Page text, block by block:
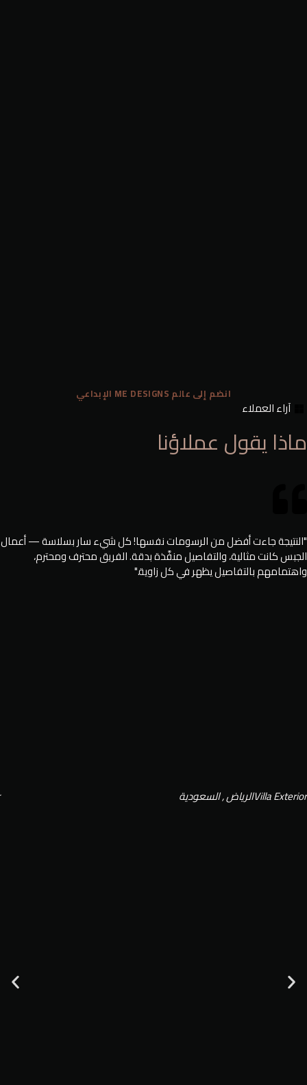
انضم إلى عالم ME DESIGNS الإبداعي
آراء العملاء
ماذا يقول عملاؤنا
"النتيجة جاءت أفضل من الرسومات نفسها! كل شيء سار بسلاسة — أعمال
الجبس كانت مثالية، والتفاصيل منفَّذة بدقة. الفريق محترف ومحترم،
واهتمامهم بالتفاصيل يظهر في كل زاوية."
Villa Exteriorالرياض , السعودية